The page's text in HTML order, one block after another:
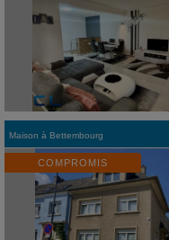
Maison à Bettembourg
COMPROMIS